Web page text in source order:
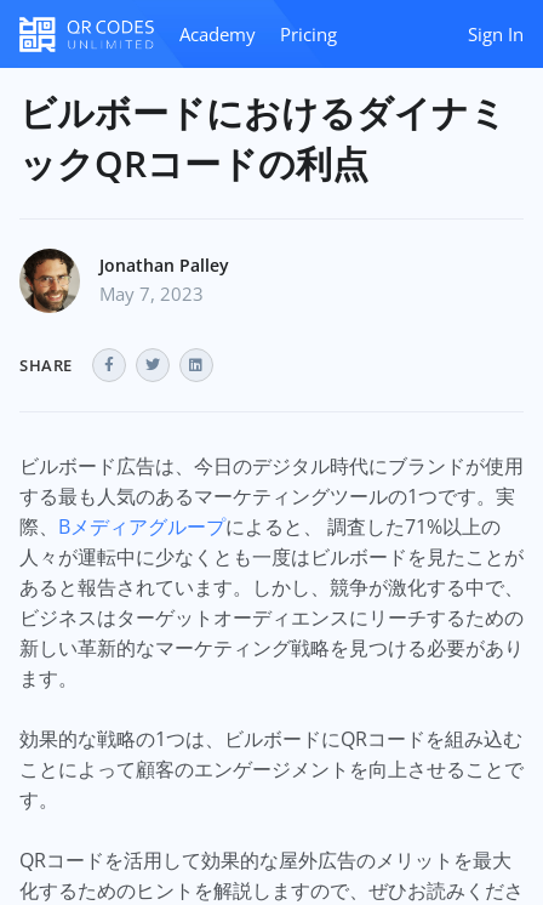
Academy Pricing Sign In
ビルボードにおけるダイナミ
ックQRコードの利点
Jonathan Palley
May 7, 2023
SHARE
ビルボード広告は、今日のデジタル時代にブランドが使用
する最も人気のあるマーケティングツールの1つです。実
際、 Bメディアグループによると、 調査した71%以上の
人々が運転中に少なくとも一度はビルボードを見たことが
あると報告されています。しかし、競争が激化する中で、
ビジネスはターゲットオーディエンスにリーチするための
新しい革新的なマーケティング戦略を見つける必要があり
ます。
効果的な戦略の1つは、ビルボードにQRコードを組み込む
ことによって顧客のエンゲージメントを向上させることで
す。
QRコードを活用して効果的な屋外広告のメリットを最大
化するためのヒントを解説しますので、ぜひお読みくださ